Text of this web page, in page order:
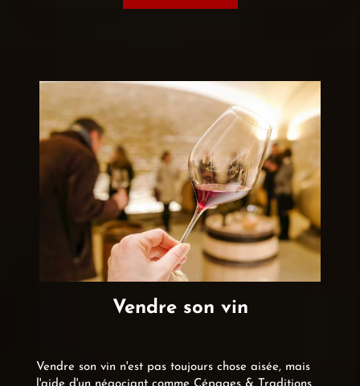
Vendre son vin
Vendre son vin n'est pas toujours chose aisée, mais